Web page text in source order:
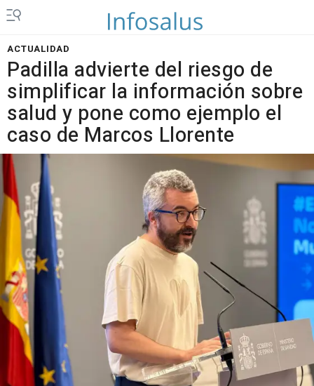
ACTUALIDAD
Padilla advierte del riesgo de
simplificar la información sobre
salud y pone como ejemplo el
caso de Marcos Llorente